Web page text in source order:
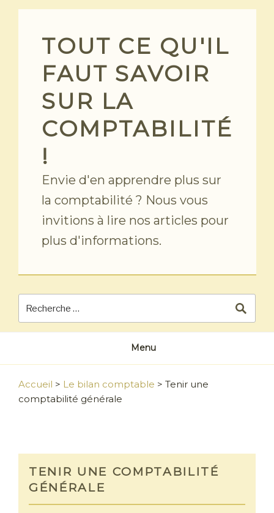
Skip
TOUT CE QU'IL
FAUT SAVOIR
SUR LA
COMPTABILITÉ
!
Envie d'en apprendre plus sur
la comptabilité ? Nous vous
invitions à lire nos articles pour
plus d'informations.
Menu
Accueil > Le bilan comptable > Tenir une
comptabilité générale
TENIR UNE COMPTABILITÉ
GÉNÉRALE